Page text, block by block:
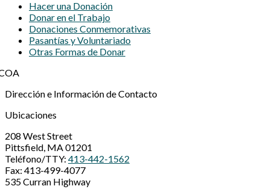
Hacer una Donación
Donar en el Trabajo
Donaciones Conmemorativas
Pasantías y Voluntariado
Otras Formas de Donar
Dirección e Información de Contacto
Ubicaciones
208 West Street
Pittsfield, MA 01201
Teléfono/TTY: 413-442-1562
Fax: 413-499-4077
535 Curran Highway